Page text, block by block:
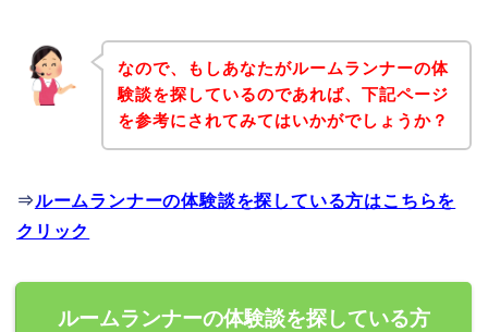
なので、もしあなたがルームランナーの体
験談を探しているのであれば、下記ページ
を参考にされてみてはいかがでしょうか？
⇒ルームランナーの体験談を探している方はこちらを
クリック
ルームランナーの体験談を探している方